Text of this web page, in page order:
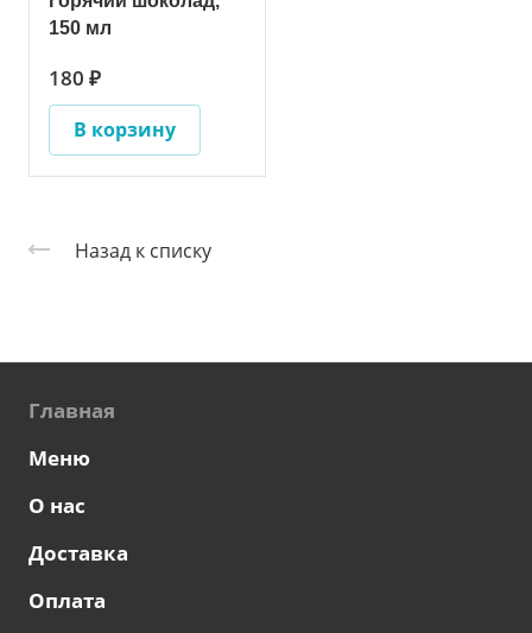
150 мл
180 ₽
В корзину
Назад к списку
Главная
Меню
О нас
Доставка
Оплата